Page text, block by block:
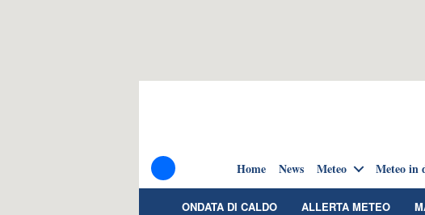
Home News Meteo Meteo in
ONDATA DI CALDO ALLERTA METEO